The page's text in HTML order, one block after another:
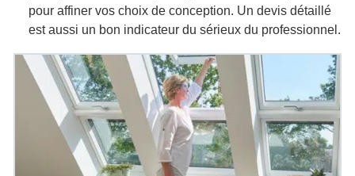
pour affiner vos choix de conception. Un devis détaillé
est aussi un bon indicateur du sérieux du professionnel.